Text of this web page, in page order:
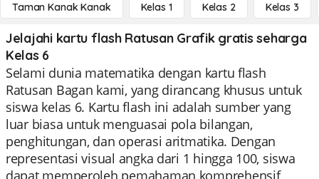
Taman Kanak Kanak Kelas 1 Kelas 2 Kelas 3
Jelajahi kartu flash Ratusan Grafik gratis seharga
Kelas 6
Selami dunia matematika dengan kartu flash
Ratusan Bagan kami, yang dirancang khusus untuk
siswa kelas 6. Kartu flash ini adalah sumber yang
luar biasa untuk menguasai pola bilangan,
penghitungan, dan operasi aritmatika. Dengan
representasi visual angka dari 1 hingga 100, siswa
dapat memperoleh pemahaman komprehensif